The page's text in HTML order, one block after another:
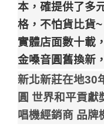
本，確提供了多
格，不怕貨比貨
實體店面數十載
金嗓音圓舊換新
新北新莊在地30
圓 世界和平貢
唱機經銷商 品牌